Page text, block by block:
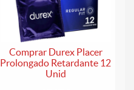
Comprar Durex Placer
Prolongado Retardante 12
Unid